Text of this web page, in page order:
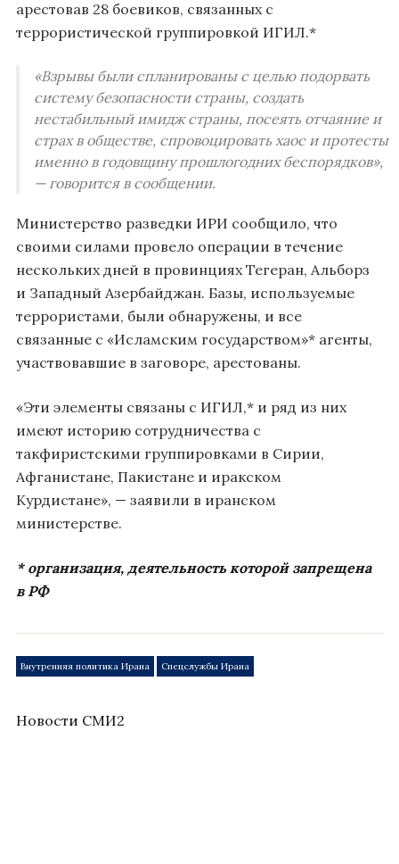
арестовав 28 боевиков, связанных с
террористической группировкой ИГИЛ.*
«Взрывы были спланированы с целью подорвать
систему безопасности страны, создать
нестабильный имидж страны, посеять отчаяние и
страх в обществе, спровоцировать хаос и протесты
именно в годовщину прошлогодних беспорядков»,
— говорится в сообщении.
Министерство разведки ИРИ сообщило, что
своими силами провело операции в течение
нескольких дней в провинциях Тегеран, Альборз
и Западный Азербайджан. Базы, используемые
террористами, были обнаружены, и все
связанные с «Исламским государством»* агенты,
участвовавшие в заговоре, арестованы.
«Эти элементы связаны с ИГИЛ,* и ряд из них
имеют историю сотрудничества с
такфиристскими группировками в Сирии,
Афганистане, Пакистане и иракском
Курдистане», — заявили в иранском
министерстве.
* организация, деятельность которой запрещена
в РФ
Внутренняя политика Ирана Спецслужбы Ирана
Новости СМИ2